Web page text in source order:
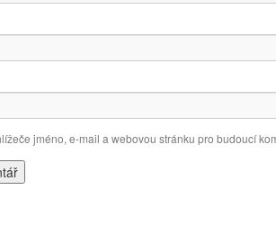
jméno, e-mail a webovou stránku pro budoucí